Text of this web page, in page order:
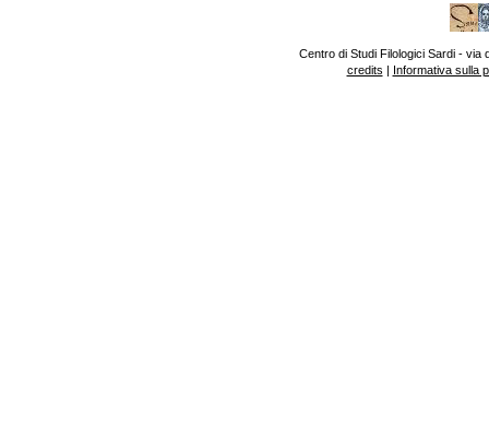
Centro di Studi Filologici Sardi - via
credits | Informativa sulla